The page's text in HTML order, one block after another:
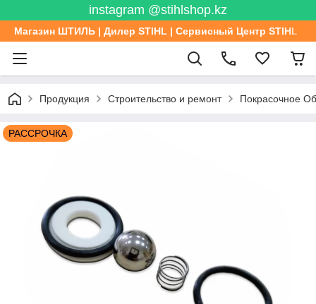
instagram @stihlshop.kz
Магазин ШТИЛЬ | Дилер STIHL | Сервисный Центр STIHL
Продукция Строительство и ремонт Покрасочное
РАССРОЧКА